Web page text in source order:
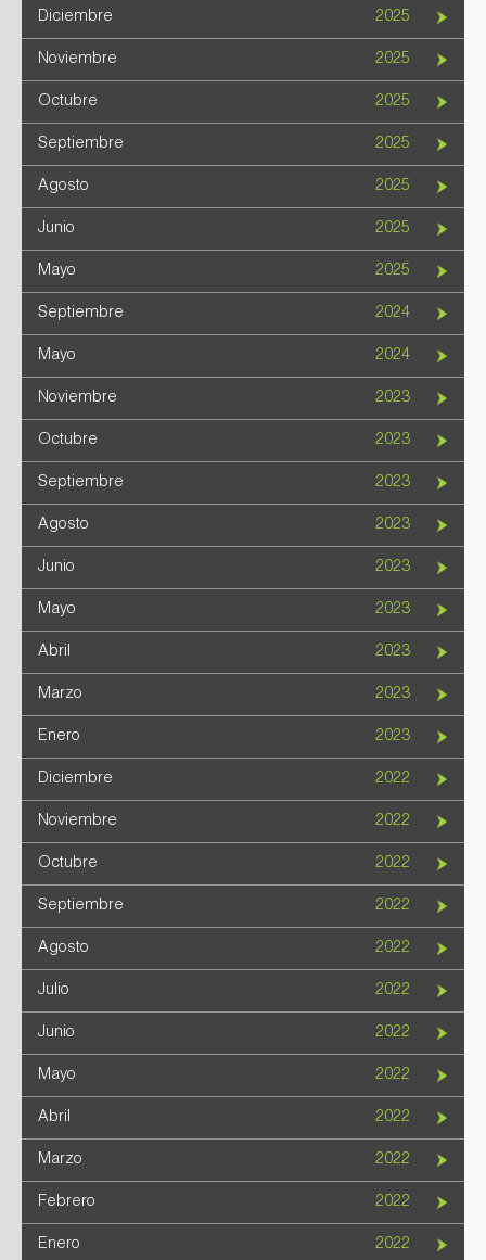
Diciembre 2025
Noviembre 2025
Octubre 2025
Septiembre 2025
Agosto 2025
Junio 2025
Mayo 2025
Septiembre 2024
Mayo 2024
Noviembre 2023
Octubre 2023
Septiembre 2023
Agosto 2023
Junio 2023
Mayo 2023
Abril 2023
Marzo 2023
Enero 2023
Diciembre 2022
Noviembre 2022
Octubre 2022
Septiembre 2022
Agosto 2022
Julio 2022
Junio 2022
Mayo 2022
Abril 2022
Marzo 2022
Febrero 2022
Enero 2022